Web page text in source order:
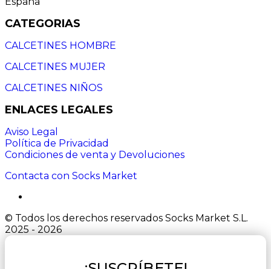
CATEGORIAS
CALCETINES HOMBRE
CALCETINES MUJER
CALCETINES NIÑOS
ENLACES LEGALES
Aviso Legal
Política de Privacidad
Condiciones de venta y Devoluciones
Contacta con Socks Market
© Todos los derechos reservados Socks Market S.L.
2025 - 2026